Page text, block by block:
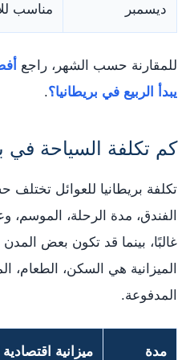
ديسمبر مناسب
للمقارنة حسب الشهر، راجع
يبدأ الربيع في بريطانيا؟.
كم تكلفة السياحة في
تكلفة بريطانيا للعوائل
الفندق، مدة الرحلة، الموسم،
غالبًا، بينما قد تكون بعض المدن
الميزانية هي السكن، الطعام،
المدفوعة.
مدة
ميزانية اقتصادية